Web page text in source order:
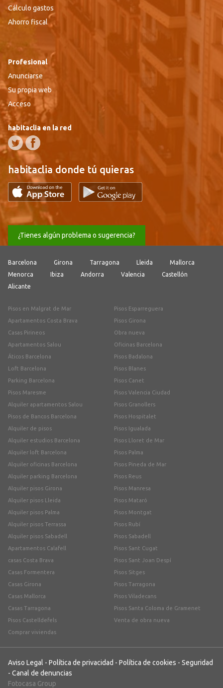
Cálculo gastos
Ahorro fiscal
Profesional
Anunciarse
Su propia web
Acceso
habitaclia en la red
habitaclia donde tú quieras
¿Tienes algún problema o sugerencia?
Barcelona Girona Tarragona Lleida
Mallorca
Menorca
Ibiza Andorra Valencia
Castellón
Alicante
Pisos en Malgrat de Mar
Apartamentos Costa Brava
Casas Pirineos
Apartamentos Salou
Áticos Barcelona
Loft Barcelona
Parking Barcelona
Pisos Maresme
Alquiler apartamentos Salou
Pisos de Bancos Barcelona
Alquiler de pisos
Alquiler estudios Barcelona
Alquiler loft Barcelona
Alquiler oficinas Barcelona
Alquiler parking Barcelona
Alquiler pisos Girona
Alquiler pisos Lleida
Alquiler pisos Palma
Alquiler pisos Terrassa
Alquiler pisos Sabadell
Apartamentos Calafell
casas Costa Brava
Casas Formentera
Casas Girona
Casas Mallorca
Casas Tarragona
Pisos Castelldefels
Comprar viviendas
Pisos Esparreguera
Pisos Girona
Obra nueva
Oficinas Barcelona
Pisos Badalona
Pisos Blanes
Pisos Canet
Pisos Valencia Ciudad
Pisos Granollers
Pisos Hospitalet
Pisos Igualada
Pisos Lloret de Mar
Pisos Palma
Pisos Pineda de Mar
Pisos Reus
Pisos Manresa
Pisos Mataró
Pisos Montgat
Pisos Rubí
Pisos Sabadell
Pisos Sant Cugat
Pisos Sant Joan Despí
Pisos Sitges
Pisos Tarragona
Pisos Viladecans
Pisos Santa Coloma de Gramenet
Venta de obra nueva
Aviso Legal - Política de privacidad - Política de cookies - Seguridad
- Canal de denuncias
Fotocasa Group